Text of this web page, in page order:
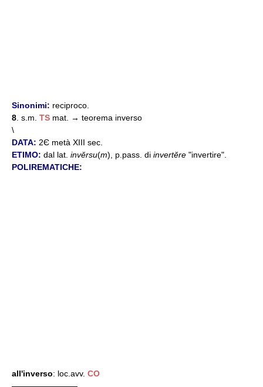
Sinonimi: reciproco.
8 . s.m. TS mat. → teorema inverso
\
DATA: 2Є metà XIII sec.
ETIMO: dal lat. invĕrsu(m), p.pass. di invertĕre "invertire".
POLIREMATICHE:
all'inverso: loc.avv. CO